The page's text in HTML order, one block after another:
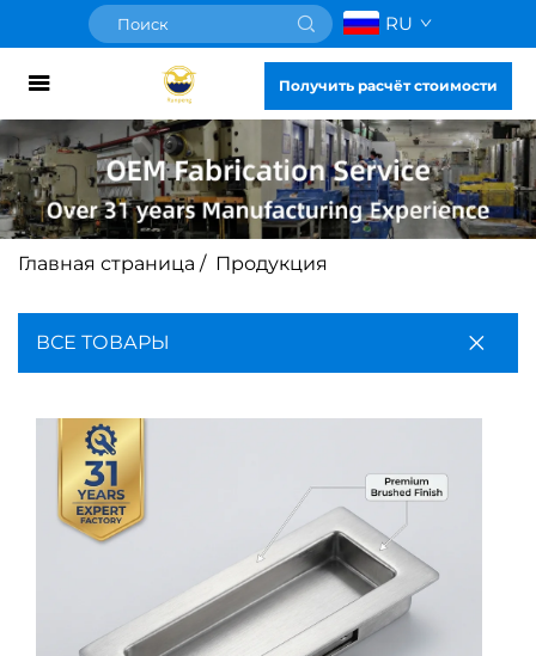
RU
Получить расчёт стоимости
Главная страница / Продукция
ВСЕ ТОВАРЫ